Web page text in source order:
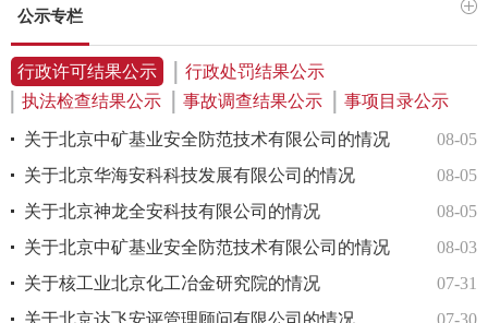
公示专栏
行政许可结果公示
行政处罚结果公示
执法检查结果公示
事故调查结果公示 事项目录公示
08-05
关于北京中矿基业安全防范技术有限公司的情况
08-05
关于北京华海安科科技发展有限公司的情况
08-05
关于北京神龙全安科技有限公司的情况
08-03
关于北京中矿基业安全防范技术有限公司的情况
07-31
关于核工业北京化工冶金研究院的情况